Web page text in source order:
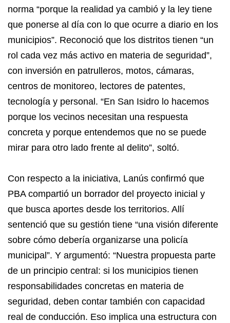
norma “porque la realidad ya cambió y la ley tiene
que ponerse al día con lo que ocurre a diario en los
municipios”. Reconoció que los distritos tienen “un
rol cada vez más activo en materia de seguridad”,
con inversión en patrulleros, motos, cámaras,
centros de monitoreo, lectores de patentes,
tecnología y personal. “En San Isidro lo hacemos
porque los vecinos necesitan una respuesta
concreta y porque entendemos que no se puede
mirar para otro lado frente al delito”, soltó.
Con respecto a la iniciativa, Lanús confirmó que
PBA compartió un borrador del proyecto inicial y
que busca aportes desde los territorios. Allí
sentenció que su gestión tiene “una visión diferente
sobre cómo debería organizarse una policía
municipal”. Y argumentó: “Nuestra propuesta parte
de un principio central: si los municipios tienen
responsabilidades concretas en materia de
seguridad, deben contar también con capacidad
real de conducción. Eso implica una estructura con